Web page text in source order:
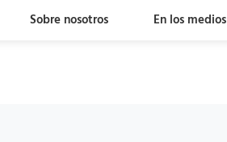
Sobre nosotros En los medios